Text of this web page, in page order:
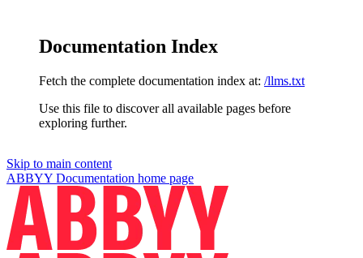
Documentation Index
Fetch the complete documentation index at: /llms.txt
Use this file to discover all available pages before
exploring further.
Skip to main content
ABBYY Documentation home page